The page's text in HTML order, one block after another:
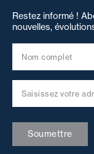
Restez informé !
nouvelles,
Soumettre